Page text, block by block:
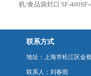
机/食品袋封口 SF-
联系方式
地址：上海市松江区金
联系人：刘春雨